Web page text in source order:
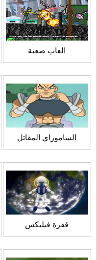
العاب صعبة
الساموراي المقاتل
قفزة فيليكس